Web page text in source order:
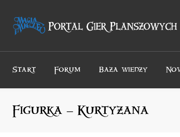
Start Forum Baza wiedzy
Figurka – Kurtyzana